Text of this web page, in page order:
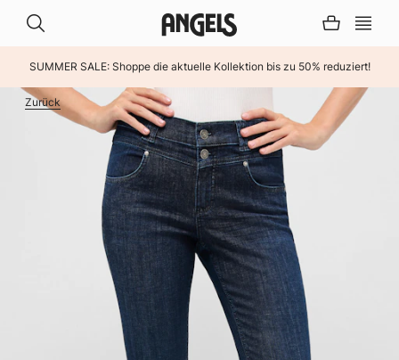
SUMMER SALE: Shoppe die aktuelle Kollektion bis zu 50% reduziert!
Zurück